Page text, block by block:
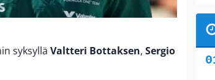
syksyllä Valtteri Bottaksen, Sergio